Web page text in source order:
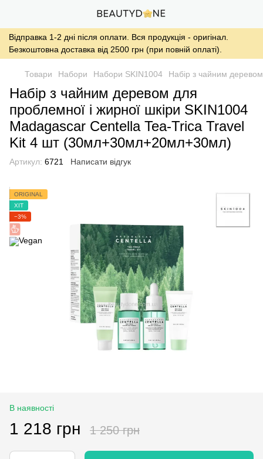
Відправка 1-2 дні після оплати. Вся продукція - оригінал.
Безкоштовна доставка від 2500 грн (при повній оплаті).
Товари Набори Набори SKIN1004 Набір з чайним
Набір з чайним деревом для
проблемної і жирної шкіри SKIN1004
Madagascar Centella Tea-Trica Travel
Kit 4 шт (30мл+30мл+20мл+30мл)
Артикул: 6721 Написати відгук
ORIGINAL
ХІТ
−3%
В наявності
1 218 грн 1 250 грн